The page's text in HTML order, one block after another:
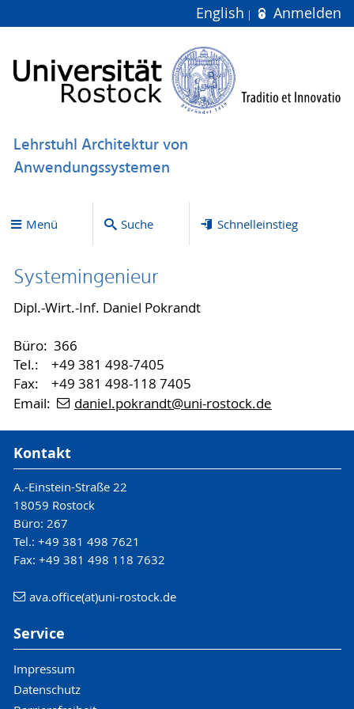
English Anmelden
Lehrstuhl Architektur von
Anwendungssystemen
Menü Suche Schnelleinstieg
Systemingenieur
Dipl.-Wirt.-Inf. Daniel Pokrandt
Büro: 366
Tel.: +49 381 498-7405
Fax: +49 381 498-118 7405
Email:
daniel.pokrandt@uni-rostock.de
Kontakt
A.-Einstein-Straße 22
18059 Rostock
Büro: 267
Tel.: +49 381 498 7621
Fax: +49 381 498 118 7632
ava.office(at)uni-rostock.de
Service
Impressum
Datenschutz